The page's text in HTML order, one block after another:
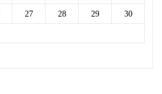
27 28 29 30